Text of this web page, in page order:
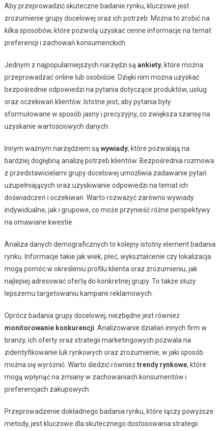
Aby przeprowadzić skuteczne badanie rynku, kluczowe jest
zrozumienie grupy docelowej oraz ich potrzeb. Można to zrobić na
kilka sposobów, które pozwolą uzyskać cenne informacje na temat
preferencji i zachowań konsumenckich.
Jednym z najpopularniejszych narzędzi są ankiety, które można
przeprowadzać online lub osobiście. Dzięki nim można uzyskać
bezpośrednie odpowiedzi na pytania dotyczące produktów, usług
oraz oczekiwań klientów. Istotne jest, aby pytania były
sformułowane w sposób jasny i precyzyjny, co zwiększa szansę na
uzyskanie wartościowych danych.
Innym ważnym narzędziem są wywiady, które pozwalają na
bardziej dogłębną analizę potrzeb klientów. Bezpośrednia rozmowa
z przedstawicielami grupy docelowej umożliwia zadawanie pytań
uzupełniających oraz uzyskiwanie odpowiedzi na temat ich
doświadczeń i oczekiwań. Warto rozważyć zarówno wywiady
indywidualne, jak i grupowe, co może przynieść różne perspektywy
na omawiane kwestie.
Analiza danych demograficznych to kolejny istotny element badania
rynku. Informacje takie jak wiek, płeć, wykształcenie czy lokalizacja
mogą pomóc w określeniu profilu klienta oraz zrozumieniu, jak
najlepiej adresować ofertę do konkretnej grupy. To także służy
lepszemu targetowaniu kampanii reklamowych.
Oprócz badania grupy docelowej, niezbędne jest również
monitorowanie konkurencji . Analizowanie działań innych firm w
branży, ich oferty oraz strategii marketingowych pozwala na
zidentyfikowanie luk rynkowych oraz zrozumienie, w jaki sposób
można się wyróżnić. Warto śledzić równieżtrendy rynkowe, które
mogą wpłynąć na zmiany w zachowaniach konsumentów i
preferencjach zakupowych.
Przeprowadzenie dokładnego badania rynku, które łączy powyższe
metody, jest kluczowe dla skutecznego dostosowania strategii